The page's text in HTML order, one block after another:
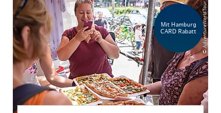
Mit Hamburg
CARD Rabatt
© AdventureWorldTour